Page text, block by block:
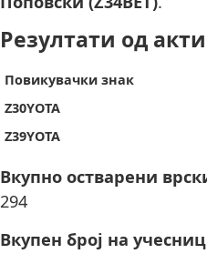
Резултати од
Повикувачки знак
Z30YOTA
Z39YOTA
Вкупно остварени
294
Вкупен број на